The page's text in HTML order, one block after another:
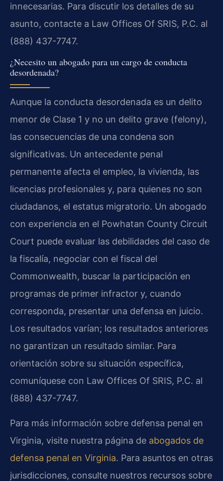
innecesarias. Para discutir los detalles de su
asunto, contacte a Law Offices Of SRIS, P.C. al
(888) 437-7747.
¿Necesito un abogado para un cargo de conducta
desordenada?
Aunque la conducta desordenada es un delito
menor de Clase 1 y no un delito grave (felony),
las consecuencias de una condena son
significativas. Un antecedente penal
permanente afecta el empleo, la vivienda, las
licencias profesionales y, para quienes no son
ciudadanos, el estatus migratorio. Un abogado
con experiencia en el Powhatan County Circuit
Court puede evaluar las debilidades del caso de
la fiscalía, negociar con el fiscal del
Commonwealth, buscar la participación en
programas de primer infractor y, cuando
corresponda, presentar una defensa en juicio.
Los resultados varían; los resultados anteriores
no garantizan un resultado similar. Para
orientación sobre su situación específica,
comuníquese con Law Offices Of SRIS, P.C. al
(888) 437-7747.
Para más información sobre defensa penal en
Virginia, visite nuestra página de abogados de
defensa penal en Virginia. Para asuntos en otras
jurisdicciones, consulte nuestros recursos sobre